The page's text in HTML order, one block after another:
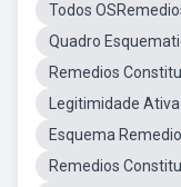
Todos
Quadro
Remedios
Legitimidade
Esquema
Remedios